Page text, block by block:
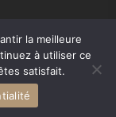
la meilleure
à utiliser ce
satisfait.